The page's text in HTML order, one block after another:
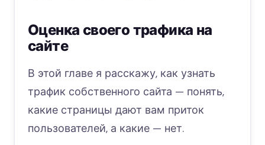
Оценка своего трафика на
сайте
В этой главе я расскажу, как узнать
трафик собственного сайта — понять,
какие страницы дают вам приток
пользователей, а какие — нет.